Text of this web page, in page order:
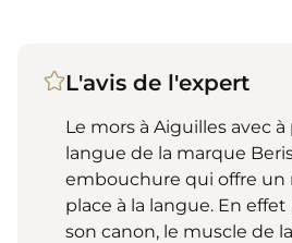
L'avis de l'expert
Le mors à Aiguilles avec à
langue de la marque
embouchure qui offre un
place à la langue. En
son canon, le muscle de